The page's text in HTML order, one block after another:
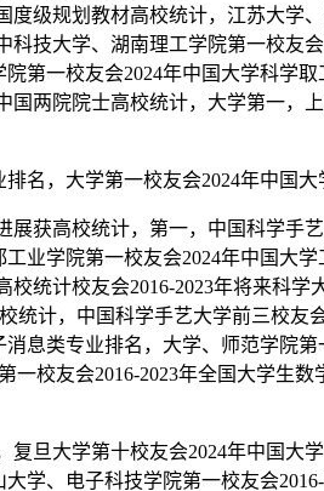
级规划教材高校统计，江苏大
技大学、湖南理工学院第一校
第一校友会2024年中国大学科学
两院院士高校统计，大学第一，
，大学第一校友会2024年中国大
获高校统计，第一，中国科学手
业学院第一校友会2024年中国大
统计校友会2016-2023年将来科
统计，中国科学手艺大学前三校
息类专业排名，大学、师范学院
校友会2016-2023年全国大学生
旦大学第十校友会2024年中国大
学、电子科技学院第一校友会